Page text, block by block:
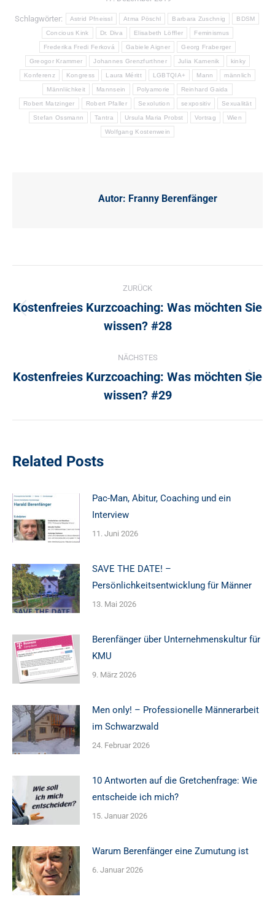
Schlagwörter: Astrid Pfneissl Atma Pöschl Barbara Zuschnig BDSM
Concious Kink Dr. Diva Elisabeth Löffler Feminismus
‎Frederika Fredi Ferková‎ Gabiele Aigner Georg Fraberger
Greogor Krammer Johannes Grenzfurthner Julia Kamenik kinky
Konferenz Kongress Laura Méritt LGBTQIA+ Mann männlich
Männliichkeit Mannsein Polyamorie Reinhard Gaida
Robert Matzinger Robert Pfaller Sexolution sexpositiv Sexualität
Stefan Ossmann Tantra Ursula Maria Probst Vortrag Wien
Wolfgang Kostenwein
Autor: Franny Berenfänger
ZURÜCK
Vorheriger
Beitrag:
Kostenfreies Kurzcoaching: Was möchten Sie
wissen? #28
NÄCHSTES
Nächster
Beitrag:
Kostenfreies Kurzcoaching: Was möchten Sie
wissen? #29
Related Posts
Pac-Man, Abitur, Coaching und ein
Interview
11. Juni 2026
SAVE THE DATE! –
Persönlichkeitsentwicklung für Männer
13. Mai 2026
Berenfänger über Unternehmenskultur für
KMU
9. März 2026
Men only! – Professionelle Männerarbeit
im Schwarzwald
24. Februar 2026
10 Antworten auf die Gretchenfrage: Wie
entscheide ich mich?
15. Januar 2026
Warum Berenfänger eine Zumutung ist
6. Januar 2026